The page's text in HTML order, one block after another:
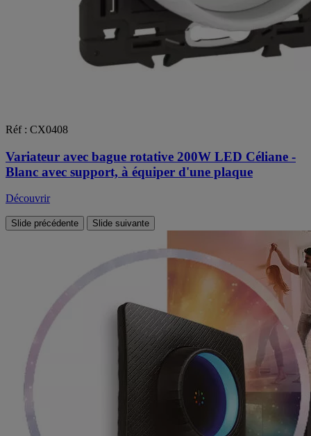
Réf : CX0408
Variateur avec bague rotative 200W LED Céliane -
Blanc avec support, à équiper d'une plaque
Découvrir
Slide précédente Slide suivante